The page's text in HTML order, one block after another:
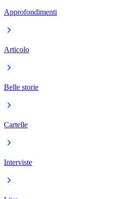
Approfondimenti
Articolo
Belle storie
Cartelle
Interviste